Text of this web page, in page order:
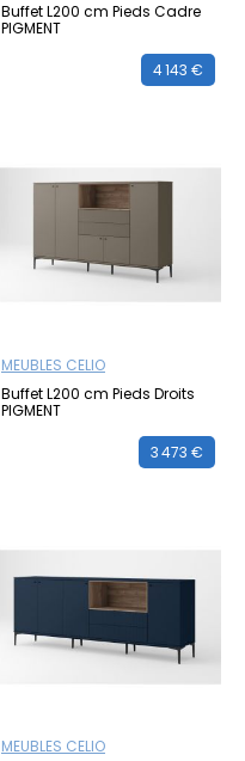
Buffet L200 cm Pieds Cadre
PIGMENT
4 143 €
MEUBLES CELIO
Buffet L200 cm Pieds Droits
PIGMENT
3 473 €
MEUBLES CELIO